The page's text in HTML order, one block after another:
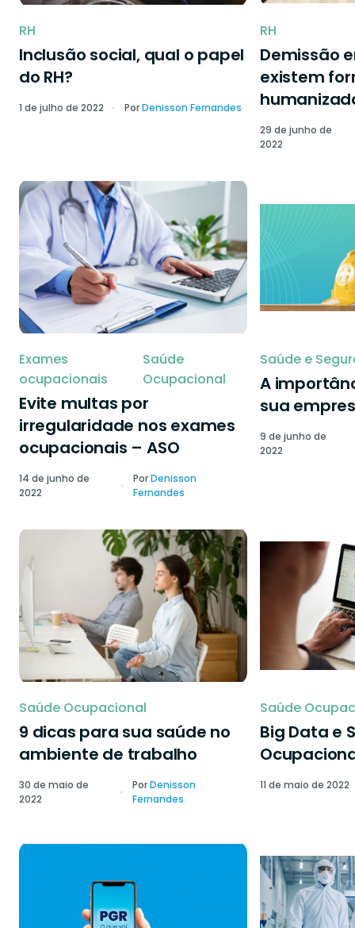
RH
Inclusão social, qual o papel
do RH?
1 de julho de 2022 PorDenisson Fernandes
RH
Demissão
existem
29 de junho de
2022
Exames
ocupacionais
Saúde
Ocupacional
Evite multas por
irregularidade nos exames
ocupacionais – ASO
14 de junho de
2022
PorDenisson
Fernandes
Saúde e
A
sua
9 de junho de
2022
Saúde Ocupacional
9 dicas para sua saúde no
ambiente de trabalho
30 de maio de
2022
PorDenisson
Fernandes
Saúde
Big Data e
11 de maio de 2022